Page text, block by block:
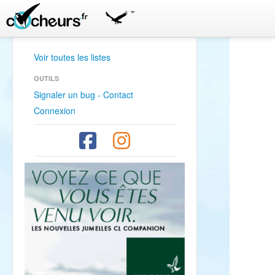
Voir toutes les listes
OUTILS
Signaler un bug - Contact
Connexion